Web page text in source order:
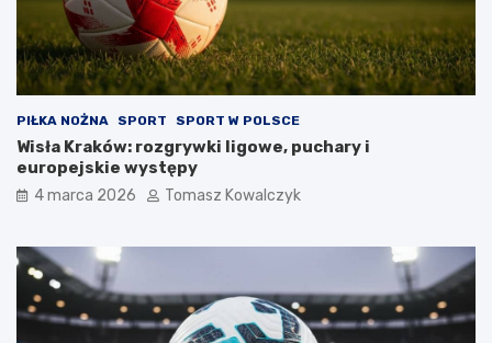
PIŁKA NOŻNA SPORT SPORT W POLSCE
Wisła Kraków: rozgrywki ligowe, puchary i
europejskie występy
4 marca 2026 Tomasz Kowalczyk